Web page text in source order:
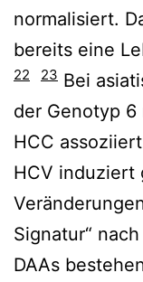
normalisiert.
bereits eine
22 23 Bei
der Genotyp
HCC
HCV induziert
Signatur“
DAAs